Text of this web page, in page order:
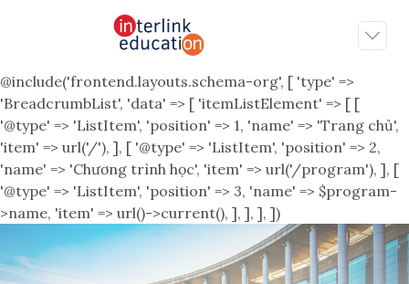
@include('frontend.layouts.schema-org', [ 'type' =>
'BreadcrumbList', 'data' => [ 'itemListElement' => [ [
'@type' => 'ListItem', 'position' => 1, 'name' => 'Trang chủ',
'item' => url('/'), ], [ '@type' => 'ListItem', 'position' => 2,
'name' => 'Chương trình học', 'item' => url('/program'), ], [
'@type' => 'ListItem', 'position' => 3, 'name' => $program-
>name, 'item' => url()->current(), ], ], ], ])